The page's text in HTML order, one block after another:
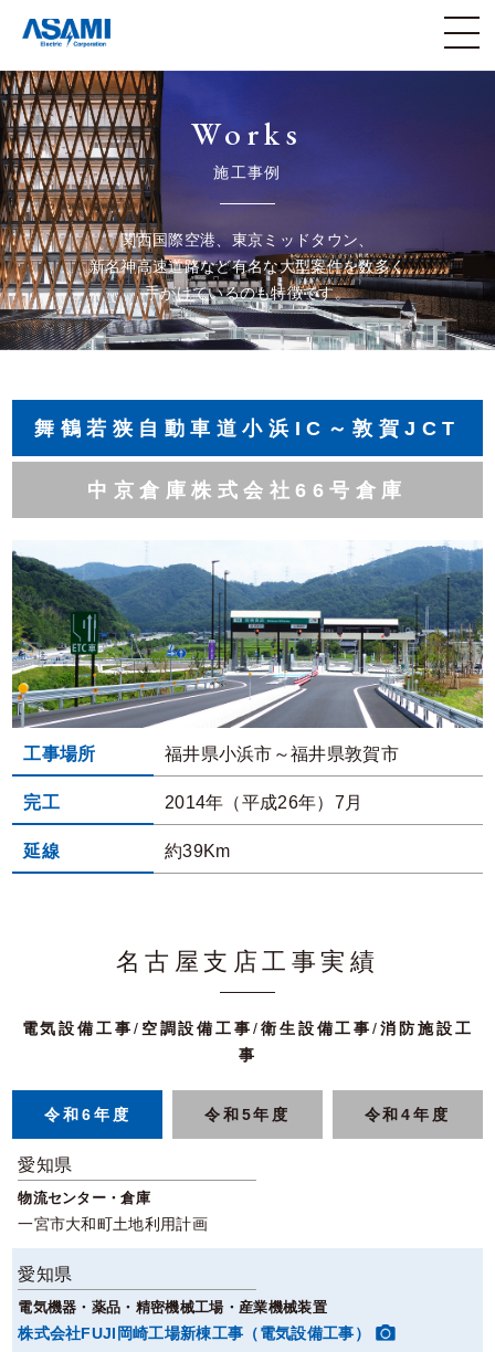
Works
施工事例
関西国際空港、東京ミッドタウン、
新名神高速道路など有名な大型案件を数多く
手がけているのも特徴です。
舞鶴若狭自動車道小浜IC～敦賀JCT
中京倉庫株式会社66号倉庫
工事場所 福井県小浜市～福井県敦賀市
完工 2014年（平成26年）7月
延線 約39Km
名古屋支店工事実績
電気設備工事/ 空調設備工事/衛生設備工事/消防施設工
事
令和6年度 令和5年度 令和4年度
愛知県
物流センター・倉庫
一宮市大和町土地利用計画
愛知県
電気機器・薬品・精密機械工場・産業機械装置
株式会社FUJI岡崎工場新棟工事（電気設備工事）